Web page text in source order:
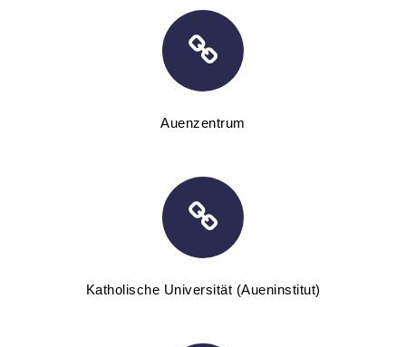
Auenzentrum
Katholische Universität (Aueninstitut)